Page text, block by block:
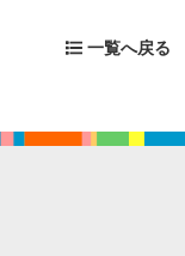
一覧へ戻る